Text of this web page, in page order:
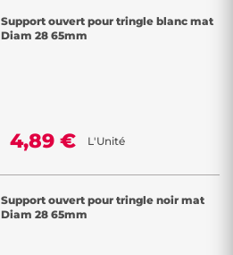
Support ouvert pour tringle blanc mat
Diam 28 65mm
4,89 € L'Unité
Support ouvert pour tringle noir mat
Diam 28 65mm